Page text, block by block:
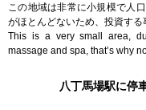
この地域は非常に小規模で人
がほとんどないため、投資する
This is a very small area,
massage and spa, that’s why
八丁馬場駅に停